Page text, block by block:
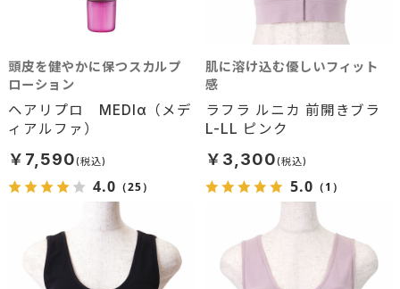
ヘアリプロ MEDIα（メデ
ィアルファ）
頭皮を健やかに保つスカルプ
ローション
￥7,590
4.0 （25）
ラフラ ルニカ 前開きブラ
L-LL ピンク
肌に溶け込む優しいフィット
感
￥3,300
5.0 （1）